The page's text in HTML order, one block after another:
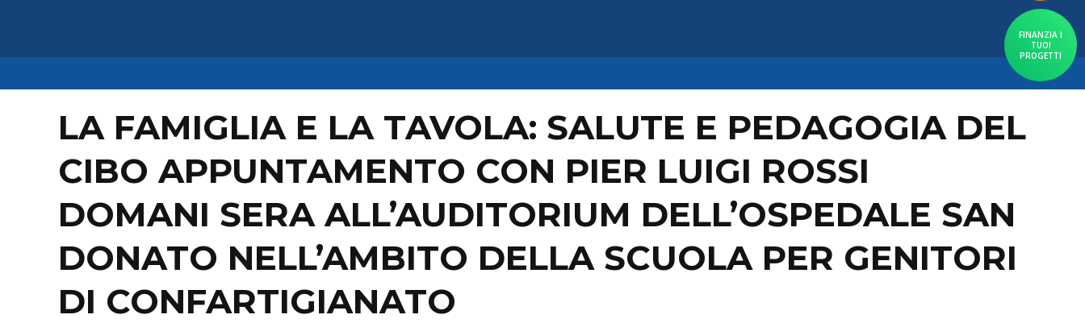
FINANZIA I
TUOI
PROGETTI
LA FAMIGLIA E LA TAVOLA: SALUTE E PEDAGOGIA DEL
CIBO APPUNTAMENTO CON PIER LUIGI ROSSI
DOMANI SERA ALL’AUDITORIUM DELL’OSPEDALE SAN
DONATO NELL’AMBITO DELLA SCUOLA PER GENITORI
DI CONFARTIGIANATO